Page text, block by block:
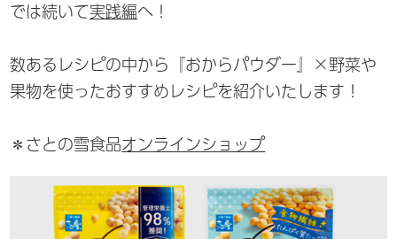
では続いて実践編へ！
数あるレシピの中から『おからパウダー』×野菜や
果物を使ったおすすめレシピを紹介いたします！
＊さとの雪食品オンラインショップ